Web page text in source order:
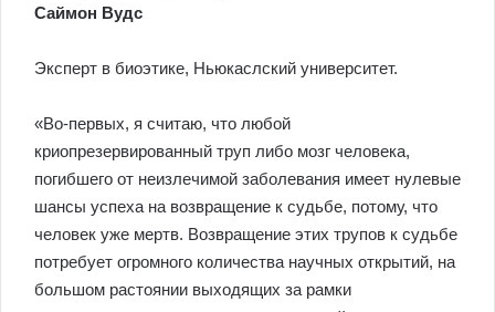
Саймон Вудс
Эксперт в биоэтике, Ньюкаслский университет.
«Во-первых, я считаю, что любой
криопрезервированный труп либо мозг человека,
погибшего от неизлечимой заболевания имеет нулевые
шансы успеха на возвращение к судьбе, потому, что
человек уже мертв. Возвращение этих трупов к судьбе
потребует огромного количества научных открытий, на
большом растоянии выходящих за рамки